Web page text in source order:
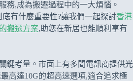
務,成為搬遷過程中的一大煩惱。
底有什麼重要性?讓我們一起探討香港
搬遷方案,助您在新居也能順利享有
鍵考量。市面上有多間電訊商提供光
高達10G的超高速選項,適合追求極